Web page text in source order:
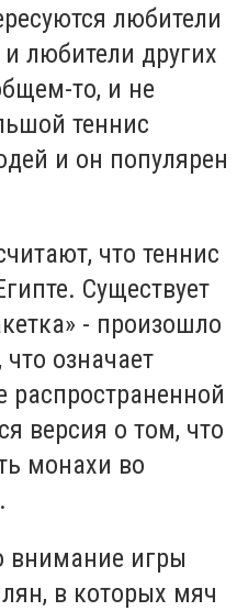
любители
любители других
то, и не
теннис
и он популярен
что теннис
Существует
- произошло
означает
распространенной
версия о том, что
монахи во
внимание игры
в которых мяч